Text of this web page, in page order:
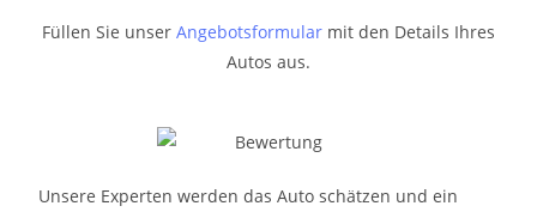
Füllen Sie unser Angebotsformular mit den Details Ihres
Autos aus.
Unsere Experten werden das Auto schätzen und ein